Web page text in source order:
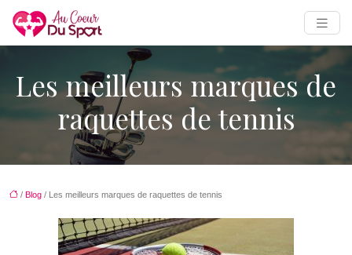
Les meilleurs marques de
raquettes de tennis
/ Blog / Les meilleurs marques de raquettes de tennis